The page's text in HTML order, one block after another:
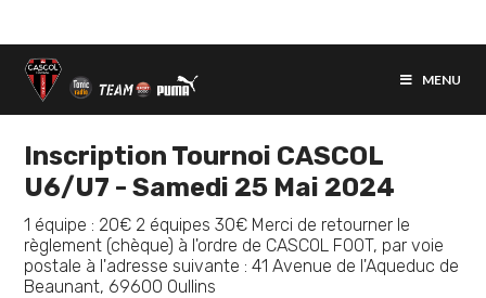
content
MENU
Inscription Tournoi CASCOL
U6/U7 - Samedi 25 Mai 2024
1 équipe : 20€ 2 équipes 30€ Merci de retourner le
règlement (chèque) à l'ordre de CASCOL FOOT, par voie
postale à l'adresse suivante : 41 Avenue de l'Aqueduc de
Beaunant, 69600 Oullins